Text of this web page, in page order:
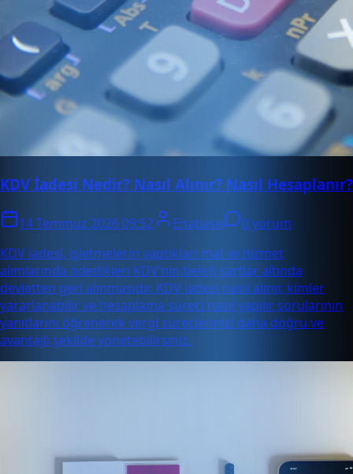
KDV İadesi Nedir? Nasıl Alınır? Nasıl Hesaplanır?
14 Temmuz 2026 09:52 Enabase
0 yorum
KDV iadesi, işletmelerin yaptıkları mal ve hizmet
alımlarında ödedikleri KDV’nin belirli şartlar altında
devletten geri alınmasıdır. KDV iadesi nasıl alınır, kimler
yararlanabilir ve hesaplama süreci nasıl yapılır sorularının
yanıtlarını öğrenerek vergi süreçlerinizi daha doğru ve
avantajlı şekilde yönetebilirsiniz.